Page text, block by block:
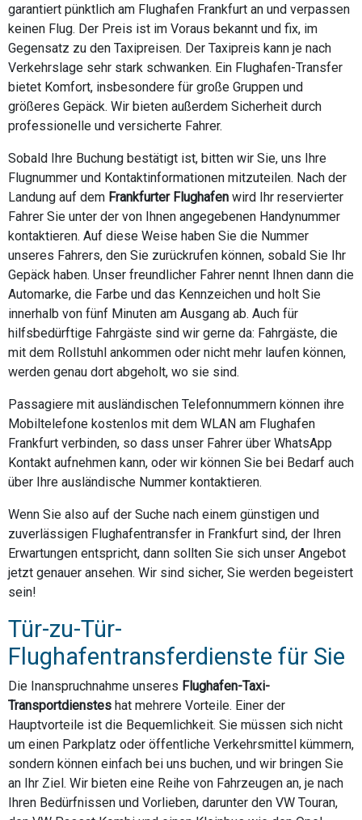
garantiert pünktlich am Flughafen Frankfurt an und verpassen
keinen Flug. Der Preis ist im Voraus bekannt und fix, im
Gegensatz zu den Taxipreisen. Der Taxipreis kann je nach
Verkehrslage sehr stark schwanken. Ein Flughafen-Transfer
bietet Komfort, insbesondere für große Gruppen und
größeres Gepäck. Wir bieten außerdem Sicherheit durch
professionelle und versicherte Fahrer.
Sobald Ihre Buchung bestätigt ist, bitten wir Sie, uns Ihre
Flugnummer und Kontaktinformationen mitzuteilen. Nach der
Landung auf dem Frankfurter Flughafen wird Ihr reservierter
Fahrer Sie unter der von Ihnen angegebenen Handynummer
kontaktieren. Auf diese Weise haben Sie die Nummer
unseres Fahrers, den Sie zurückrufen können, sobald Sie Ihr
Gepäck haben. Unser freundlicher Fahrer nennt Ihnen dann die
Automarke, die Farbe und das Kennzeichen und holt Sie
innerhalb von fünf Minuten am Ausgang ab. Auch für
hilfsbedürftige Fahrgäste sind wir gerne da: Fahrgäste, die
mit dem Rollstuhl ankommen oder nicht mehr laufen können,
werden genau dort abgeholt, wo sie sind.
Passagiere mit ausländischen Telefonnummern können ihre
Mobiltelefone kostenlos mit dem WLAN am Flughafen
Frankfurt verbinden, so dass unser Fahrer über WhatsApp
Kontakt aufnehmen kann, oder wir können Sie bei Bedarf auch
über Ihre ausländische Nummer kontaktieren.
Wenn Sie also auf der Suche nach einem günstigen und
zuverlässigen Flughafentransfer in Frankfurt sind, der Ihren
Erwartungen entspricht, dann sollten Sie sich unser Angebot
jetzt genauer ansehen. Wir sind sicher, Sie werden begeistert
sein!
Tür-zu-Tür-
Flughafentransferdienste für Sie
Die Inanspruchnahme unseres Flughafen-Taxi-
Transportdienstes hat mehrere Vorteile. Einer der
Hauptvorteile ist die Bequemlichkeit. Sie müssen sich nicht
um einen Parkplatz oder öffentliche Verkehrsmittel kümmern,
sondern können einfach bei uns buchen, und wir bringen Sie
an Ihr Ziel. Wir bieten eine Reihe von Fahrzeugen an, je nach
Ihren Bedürfnissen und Vorlieben, darunter den VW Touran,